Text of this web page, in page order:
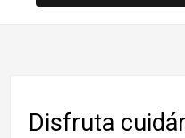
Disfruta